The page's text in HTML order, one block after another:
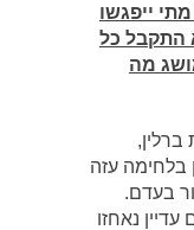
ייפגשו
התקבל כל
מה
בלחימה עזה
בעדם.
נאחזו